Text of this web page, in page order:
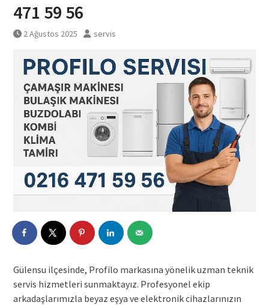
471 59 56
2 Ağustos 2025 servis
Gülensu ilçesinde, Profilo markasına yönelik uzman teknik
servis hizmetleri sunmaktayız. Profesyonel ekip
arkadaşlarımızla beyaz eşya ve elektronik cihazlarınızın